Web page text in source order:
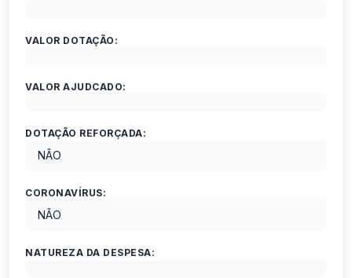
VALOR DOTAÇÃO:
VALOR AJUDCADO:
DOTAÇÃO REFORÇADA:
NÃO
CORONAVÍRUS:
NÃO
NATUREZA DA DESPESA: